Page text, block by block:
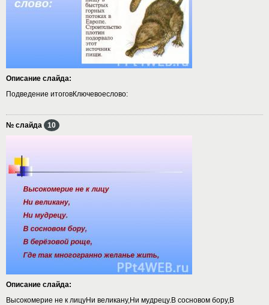
Описание слайда:
Подведение итоговКлючевоеслово:
№ слайда 10
Описание слайда:
Высокомерие не к лицуНи великану,Ни мудрецу.В сосновом бору,В